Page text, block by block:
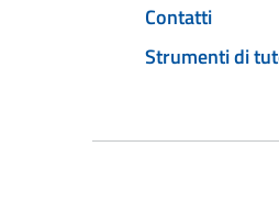
Contatti
Strumenti di